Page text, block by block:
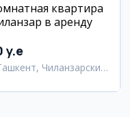
квартира
в аренду
y.e
Чиланзарский